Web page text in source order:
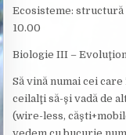
Ecosisteme:
10.00
Biologie III –
Să vină numai cei
ceilalţi să-şi vadă de
(wire-less,